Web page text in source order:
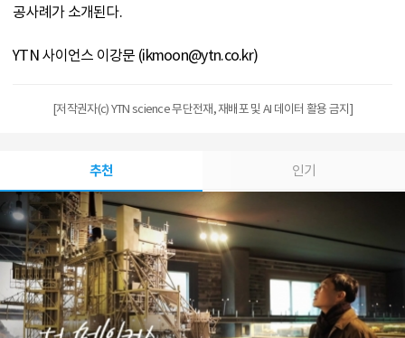
공사례가 소개된다.
YTN 사이언스 이강문 (ikmoon@ytn.co.kr)
[저작권자(c) YTN science 무단전재, 재배포 및 AI 데이터 활용 금지]
추천 인기